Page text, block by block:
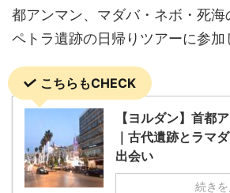
都アンマン、マダバ・ネボ・死海
ペトラ遺跡の日帰りツアーに参加
こちらもCHECK
【ヨルダン】首都
｜古代遺跡とラマ
出会い
続きを